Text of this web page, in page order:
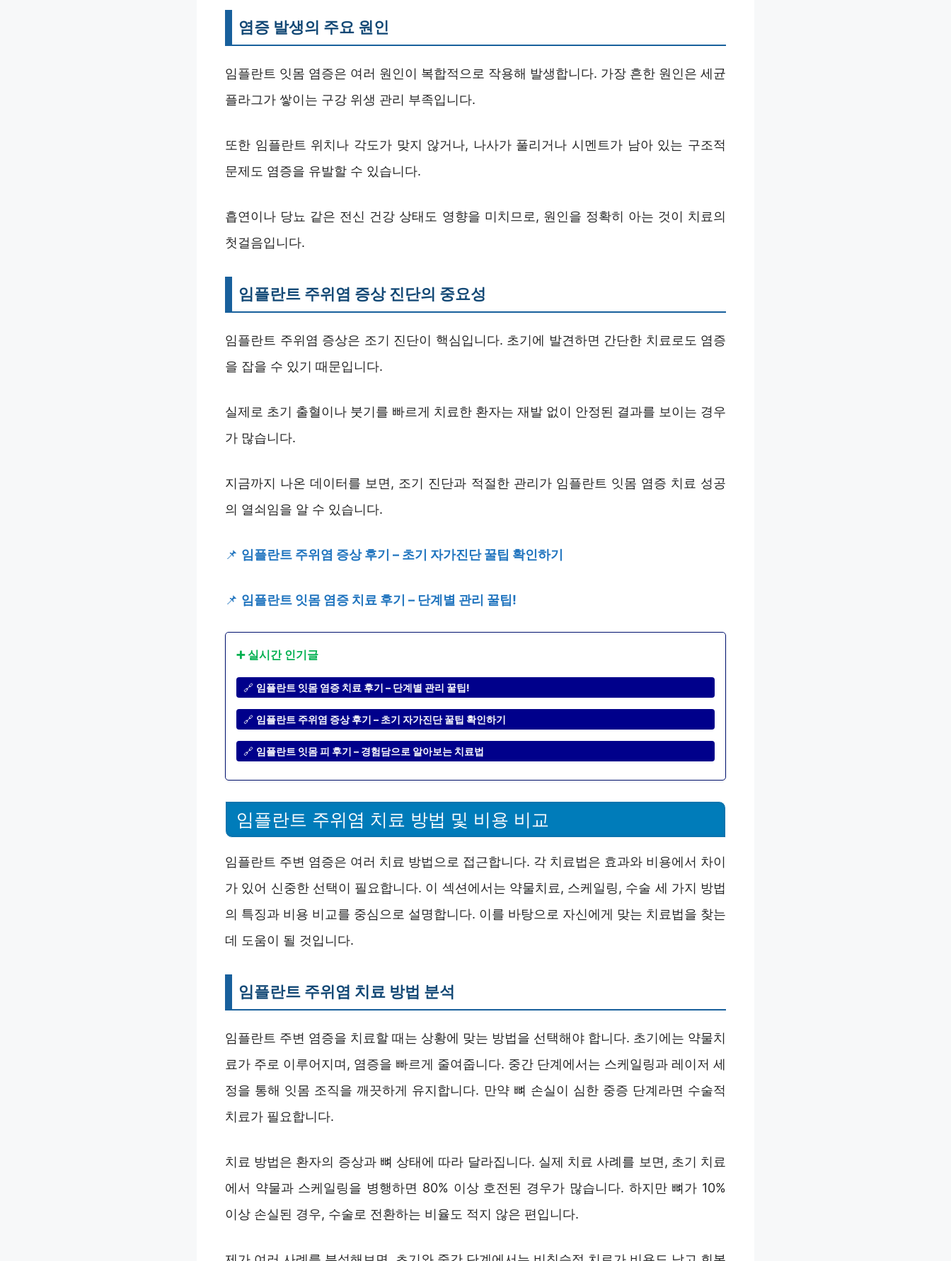
염증 발생의 주요 원인
임플란트 잇몸 염증은 여러 원인이 복합적으로 작용해 발생합니다. 가장 흔한 원인은 세균
플라그가 쌓이는 구강 위생 관리 부족입니다.
또한 임플란트 위치나 각도가 맞지 않거나, 나사가 풀리거나 시멘트가 남아 있는 구조적
문제도 염증을 유발할 수 있습니다.
흡연이나 당뇨 같은 전신 건강 상태도 영향을 미치므로, 원인을 정확히 아는 것이 치료의
첫걸음입니다.
임플란트 주위염 증상 진단의 중요성
임플란트 주위염 증상은 조기 진단이 핵심입니다. 초기에 발견하면 간단한 치료로도 염증
을 잡을 수 있기 때문입니다.
실제로 초기 출혈이나 붓기를 빠르게 치료한 환자는 재발 없이 안정된 결과를 보이는 경우
가 많습니다.
지금까지 나온 데이터를 보면, 조기 진단과 적절한 관리가 임플란트 잇몸 염증 치료 성공
의 열쇠임을 알 수 있습니다.
📌 임플란트 주위염 증상 후기 – 초기 자가진단 꿀팁 확인하기
📌 임플란트 잇몸 염증 치료 후기 – 단계별 관리 꿀팁!
➕ 실시간 인기글
🔗 임플란트 잇몸 염증 치료 후기 – 단계별 관리 꿀팁!
🔗 임플란트 주위염 증상 후기 – 초기 자가진단 꿀팁 확인하기
🔗 임플란트 잇몸 피 후기 – 경험담으로 알아보는 치료법
임플란트 주위염 치료 방법 및 비용 비교
임플란트 주변 염증은 여러 치료 방법으로 접근합니다. 각 치료법은 효과와 비용에서 차이
가 있어 신중한 선택이 필요합니다. 이 섹션에서는 약물치료, 스케일링, 수술 세 가지 방법
의 특징과 비용 비교를 중심으로 설명합니다. 이를 바탕으로 자신에게 맞는 치료법을 찾는
데 도움이 될 것입니다.
임플란트 주위염 치료 방법 분석
임플란트 주변 염증을 치료할 때는 상황에 맞는 방법을 선택해야 합니다. 초기에는 약물치
료가 주로 이루어지며, 염증을 빠르게 줄여줍니다. 중간 단계에서는 스케일링과 레이저 세
정을 통해 잇몸 조직을 깨끗하게 유지합니다. 만약 뼈 손실이 심한 중증 단계라면 수술적
치료가 필요합니다.
치료 방법은 환자의 증상과 뼈 상태에 따라 달라집니다. 실제 치료 사례를 보면, 초기 치료
에서 약물과 스케일링을 병행하면 80% 이상 호전된 경우가 많습니다. 하지만 뼈가 10%
이상 손실된 경우, 수술로 전환하는 비율도 적지 않은 편입니다.